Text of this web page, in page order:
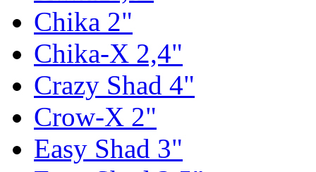
Chika 2"
Chika-X 2,4"
Crazy Shad 4"
Crow-X 2"
Easy Shad 3"